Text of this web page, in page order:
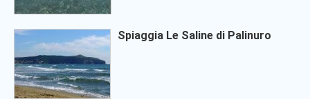
Spiaggia Le Saline di Palinuro